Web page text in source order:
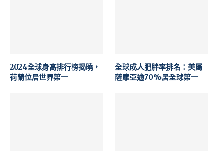
2024全球身高排行榜揭曉，
荷蘭位居世界第一
全球成人肥胖率排名：美屬
薩摩亞逾70%居全球第一